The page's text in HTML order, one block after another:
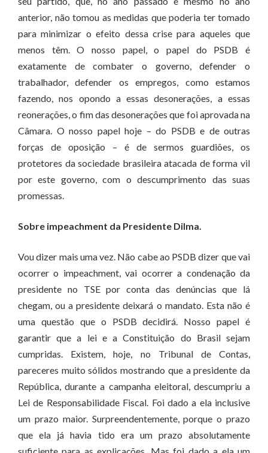
anterior, não tomou as medidas que poderia ter tomado
para minimizar o efeito dessa crise para aqueles que
menos têm. O nosso papel, o papel do PSDB é
exatamente de combater o governo, defender o
trabalhador, defender os empregos, como estamos
fazendo, nos opondo a essas desonerações, a essas
reonerações, o fim das desonerações que foi aprovada na
Câmara. O nosso papel hoje – do PSDB e de outras
forças de oposição – é de sermos guardiões, os
protetores da sociedade brasileira atacada de forma vil
por este governo, com o descumprimento das suas
promessas.
Sobre impeachment da Presidente Dilma.
Vou dizer mais uma vez. Não cabe ao PSDB dizer que vai
ocorrer o impeachment, vai ocorrer a condenação da
presidente no TSE por conta das denúncias que lá
chegam, ou a presidente deixará o mandato. Esta não é
uma questão que o PSDB decidirá. Nosso papel é
garantir que a lei e a Constituição do Brasil sejam
cumpridas. Existem, hoje, no Tribunal de Contas,
pareceres muito sólidos mostrando que a presidente da
República, durante a campanha eleitoral, descumpriu a
Lei de Responsabilidade Fiscal. Foi dado a ela inclusive
um prazo maior. Surpreendentemente, porque o prazo
que ela já havia tido era um prazo absolutamente